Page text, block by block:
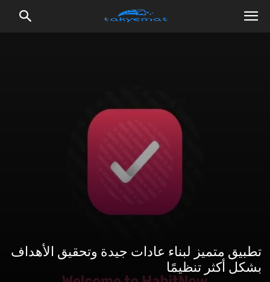
تطبيق متميز لبناء عادات جيدة وتحقيق الأهداف
بشكل أكثر تنظيمًا